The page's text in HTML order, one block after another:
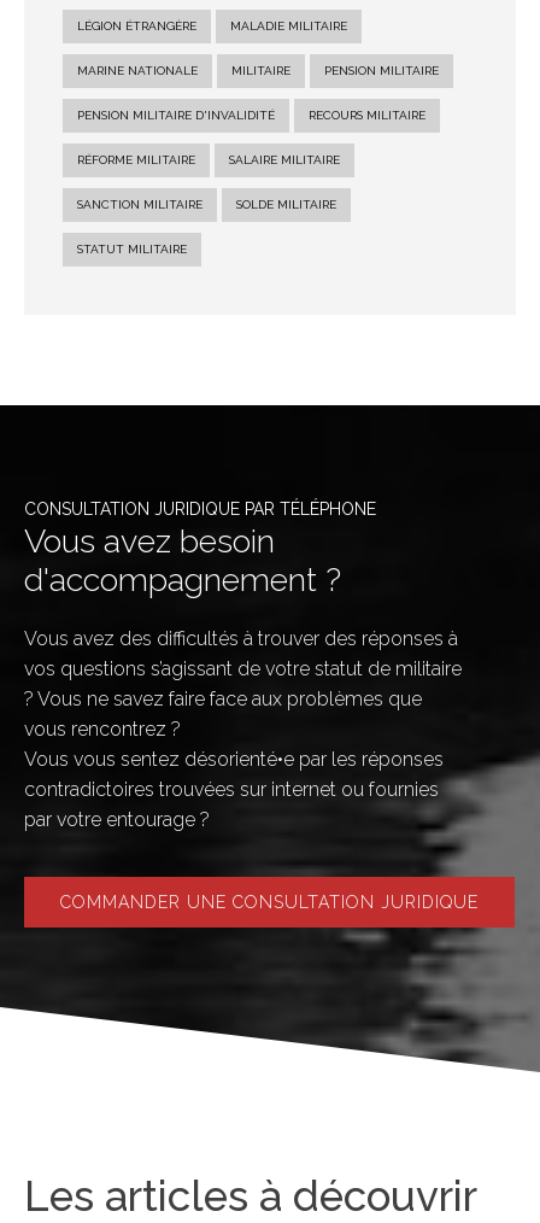
LÉGION ÉTRANGÈRE MALADIE MILITAIRE
MARINE NATIONALE MILITAIRE PENSION MILITAIRE
PENSION MILITAIRE D'INVALIDITÉ RECOURS MILITAIRE
RÉFORME MILITAIRE SALAIRE MILITAIRE
SANCTION MILITAIRE SOLDE MILITAIRE
STATUT MILITAIRE
CONSULTATION JURIDIQUE PAR TÉLÉPHONE
Vous avez besoin
d'accompagnement ?
Vous avez des difficultés à trouver des réponses à
vos questions s’agissant de votre statut de militaire
? Vous ne savez faire face aux problèmes que
vous rencontrez ?
Vous vous sentez désorienté•e par les réponses
contradictoires trouvées sur internet ou fournies
par votre entourage ?
COMMANDER UNE CONSULTATION JURIDIQUE
Les articles à découvrir